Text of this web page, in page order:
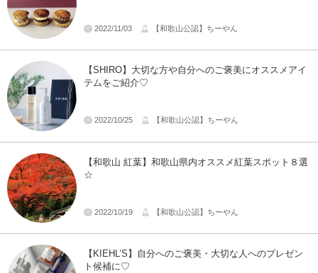
2022/11/03 【和歌山公認】ちーやん
【SHIRO】大切な方や自分へのご褒美にオススメアイ
テムをご紹介♡
2022/10/25 【和歌山公認】ちーやん
【和歌山 紅葉】和歌山県内オススメ紅葉スポット８選
☆
2022/10/19 【和歌山公認】ちーやん
【KIEHL’S】自分へのご褒美・大切な人へのプレゼン
ト候補に♡